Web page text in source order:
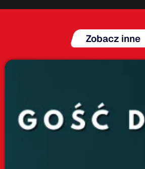
Zobacz inne